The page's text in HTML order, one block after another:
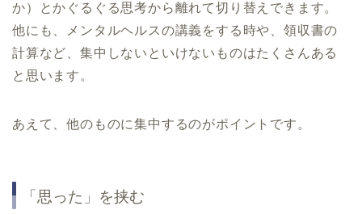
か）とかぐるぐる思考から離れて切り替えできます。
他にも、メンタルヘルスの講義をする時や、領収書の
計算など、集中しないといけないものはたくさんある
と思います。
あえて、他のものに集中するのがポイントです。
「思った」を挟む